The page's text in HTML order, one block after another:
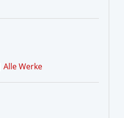
Alle Werke